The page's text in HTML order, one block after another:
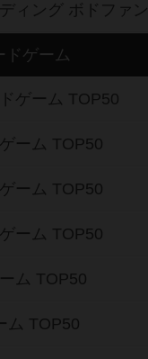
ィング ボドファン
ドゲーム
ゲーム TOP50
ーム TOP50
ーム TOP50
ーム TOP50
ム TOP50
ム TOP50